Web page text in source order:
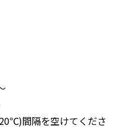
間隔を空けてくださ